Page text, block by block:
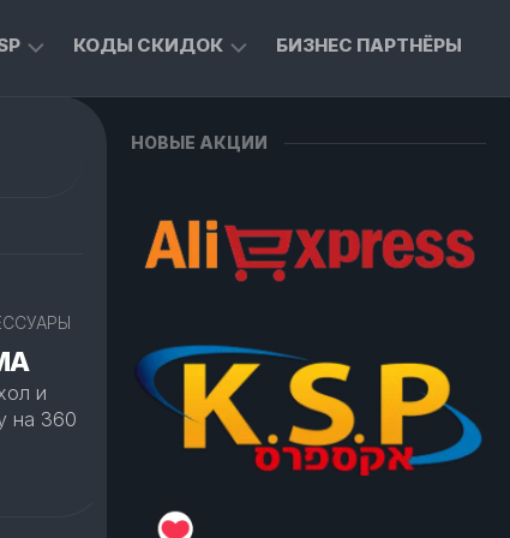
КОДЫ СКИДОК
КОДЫ
СКИДКИ
БИЗНЕС ПАРТНЁРЫ
и
на 360
НОВЫЕ АКЦИИ